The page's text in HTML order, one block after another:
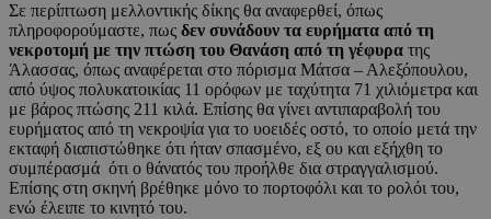
Σε περίπτωση μελλοντικής δίκης θα αναφερθεί, όπως
πληροφορούμαστε, πως δεν συνάδουν τα ευρήματα από τη
νεκροτομή με την πτώση του Θανάση από τη γέφυρα της
Άλασσας, όπως αναφέρεται στο πόρισμα Μάτσα – Αλεξόπουλου,
από ύψος πολυκατοικίας 11 ορόφων με ταχύτητα 71 χιλιόμετρα και
με βάρος πτώσης 211 κιλά. Επίσης θα γίνει αντιπαραβολή του
ευρήματος από τη νεκροψία για το υοειδές οστό, το οποίο μετά την
εκταφή διαπιστώθηκε ότι ήταν σπασμένο, εξ ου και εξήχθη το
συμπέρασμά ότι ο θάνατός του προήλθε δια στραγγαλισμού.
Επίσης στη σκηνή βρέθηκε μόνο το πορτοφόλι και το ρολόι του,
ενώ έλειπε το κινητό του.